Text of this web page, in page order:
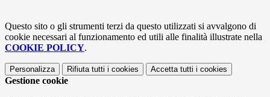
Questo sito o gli strumenti terzi da questo utilizzati si avvalgono di
cookie necessari al funzionamento ed utili alle finalità illustrate nella
COOKIE POLICY.
Personalizza Rifiuta tutti i cookies Accetta tutti i cookies
Gestione cookie